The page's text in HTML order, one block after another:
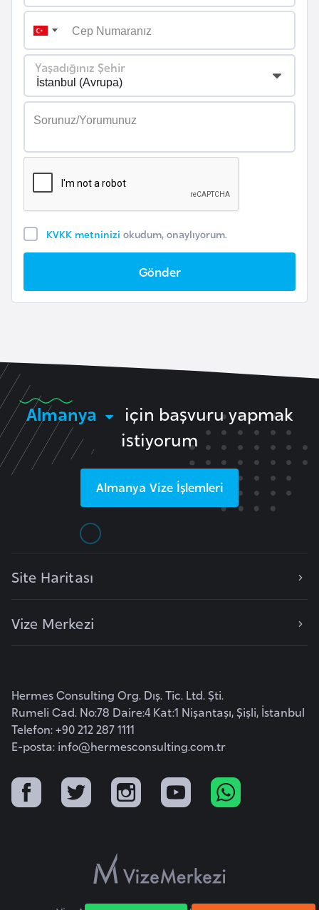
Yaşadığınız Şehir
KVKK metninizi okudum, onaylıyorum.
Gönder
Almanya
için başvuru yapmak
istiyorum
Almanya Vize İşlemleri
Site Haritası
Vize Merkezi
Hermes Consulting Org. Dış. Tic. Ltd. Şti.
Rumeli Cad. No:78 Daire:4 Kat:1 Nişantaşı, Şişli, İstanbul
Telefon: +90 212 287 1111
E-posta: info@hermesconsulting.com.tr
B
s
a
H
r
B
g
t
a
n
a
a
Ç
a
d
Ç
e